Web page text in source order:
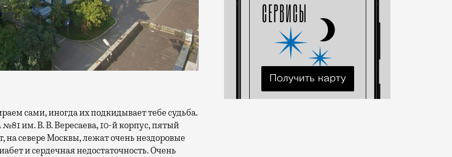
им. В. В. Вересаева, 10-й корпус, пятый
на севере Москвы, лежат очень нездоровые
и сердечная недостаточность. Очень